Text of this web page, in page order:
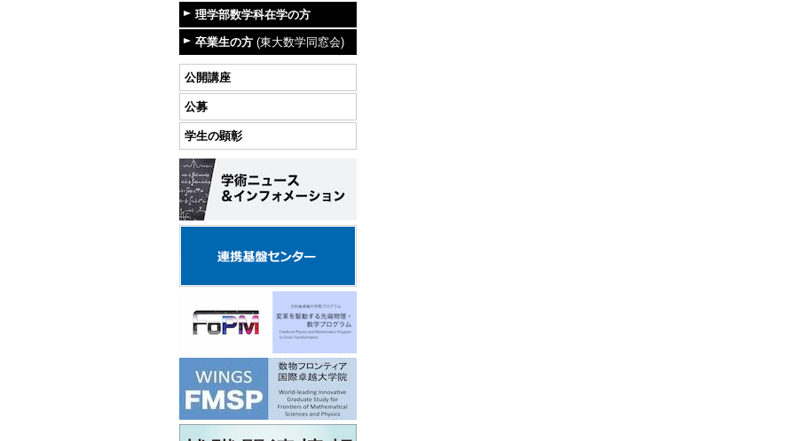
理学部数学科在学の方
卒業生の方 (東大数学同窓会)
公開講座
公募
学生の顕彰